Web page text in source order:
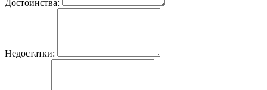
Достоинства:
Недостатки: